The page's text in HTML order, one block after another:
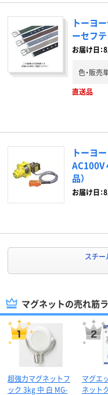
トーヨ
ーセフ
お届け日：
色・販売
直送品
トーヨ
AC100V
品）
お届け日：
スチ
マグネットの売れ筋
超強力マグネットフ
ック 3kg 中 白 MG-
マグエ
ネット